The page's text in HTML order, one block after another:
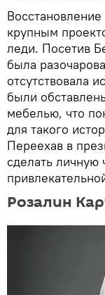
крупным
леди. Посетив
была
отсутствовала
были
мебелью, что
для такого
Переехав в
сделать личную
Розалин